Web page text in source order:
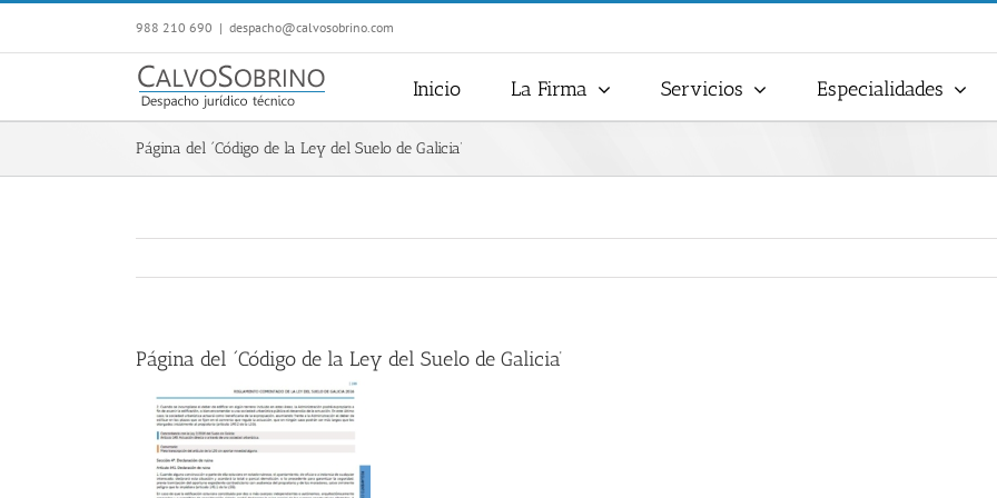
988 210 690 | despacho@calvosobrino.com
Inicio La Firma Servicios Especialidades
Página del ´Código de la Ley del Suelo de Galicia’
Página del ´Código de la Ley del Suelo de Galicia’